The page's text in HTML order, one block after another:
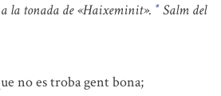
la tonada de «Haixeminit». * Salm del
no es troba gent bona;